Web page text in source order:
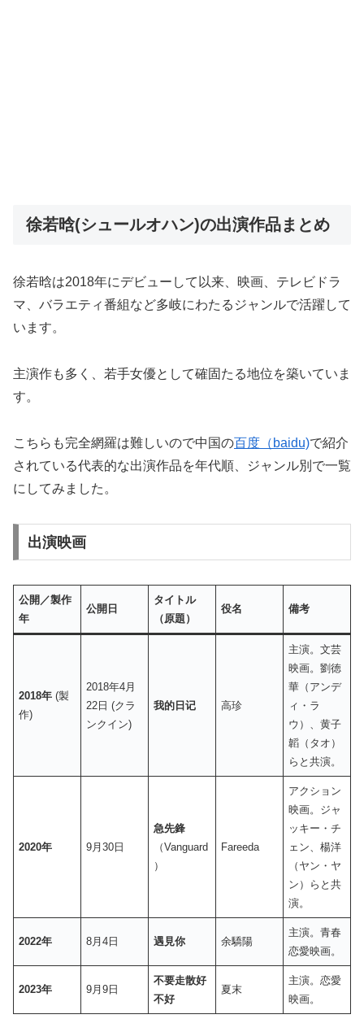
徐若晗(シュールオハン)の出演作品まとめ
徐若晗は2018年にデビューして以来、映画、テレビドラ
マ、バラエティ番組など多岐にわたるジャンルで活躍して
います。
主演作も多く、若手女優として確固たる地位を築いていま
す。
こちらも完全網羅は難しいので中国の百度（baidu)で紹介
されている代表的な出演作品を年代順、ジャンル別で一覧
にしてみました。
出演映画
公開／製作
年
公開日
タイトル
（原題）
役名 備考
2018年 (製
作)
2018年4月
22日 (クラ
ンクイン)
我的日记 高珍
主演。文芸
映画。劉徳
華（アンデ
ィ・ラ
ウ）、黄子
韜（タオ）
らと共演。
2020年 9月30日
急先鋒
（Vanguard
）
Fareeda
アクション
映画。ジャ
ッキー・チ
ェン、楊洋
（ヤン・ヤ
ン）らと共
演。
2022年 8月4日 遇見你 余驕陽
主演。青春
恋愛映画。
2023年 9月9日
不要走散好
不好
夏末
主演。恋愛
映画。